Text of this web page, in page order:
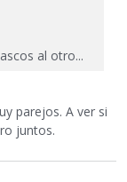
al otro...
parejos. A ver si
juntos.